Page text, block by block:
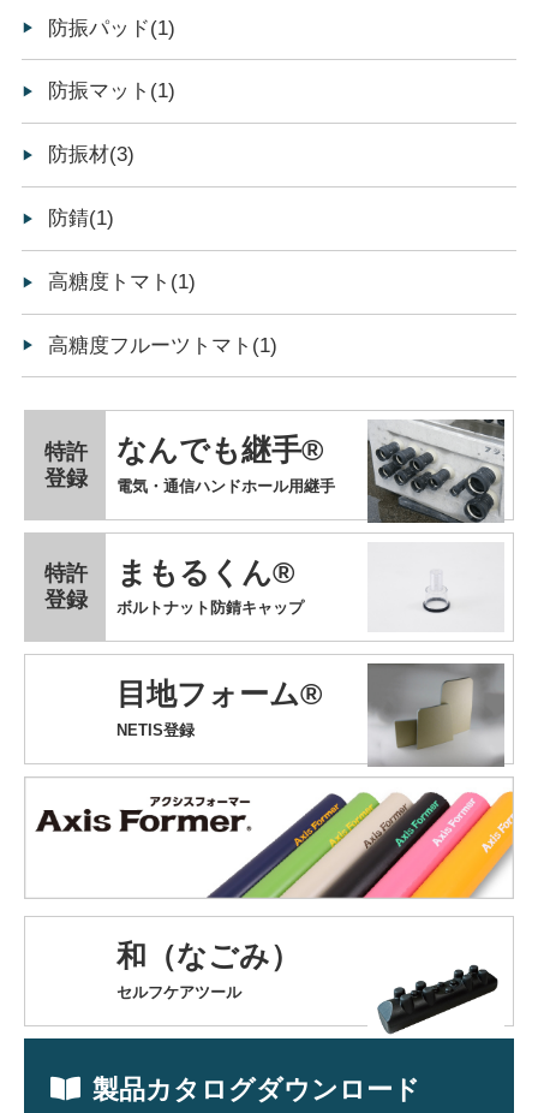
防振パッド(1)
防振マット(1)
防振材(3)
防錆(1)
高糖度トマト(1)
高糖度フルーツトマト(1)
なんでも継手®
特許
登録
電気・通信ハンドホール用継手
まもるくん®
特許
登録
ボルトナット防錆キャップ
目地フォーム®
NETIS登録
和（なごみ）
セルフケアツール
製品カタログダウンロード